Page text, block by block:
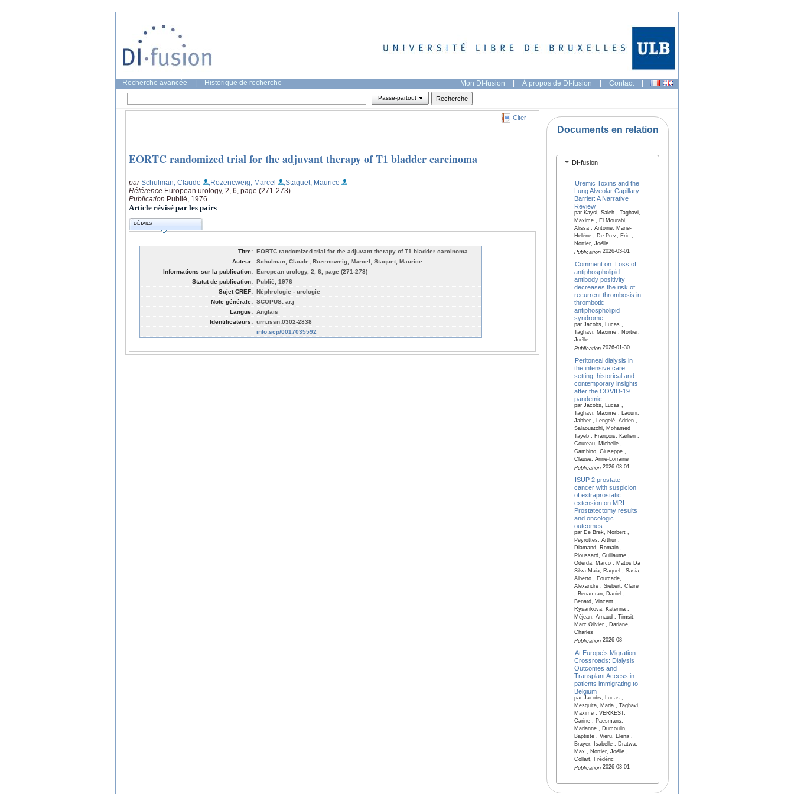
Recherche avancée Historique de recherche Mon DI-fusion | À propos de DI-fusion | Contact |
Passe-partout
Citer
EORTC randomized trial for the adjuvant therapy of T1 bladder carcinoma
parSchulman, Claude ;Rozencweig, Marcel
;Staquet, Maurice
Référence European urology, 2, 6, page (271-273)
Publication Publié, 1976
Article révisé par les pairs
DÉTAILS
Titre: EORTC randomized trial for the adjuvant therapy of T1 bladder carcinoma
Auteur: Schulman, Claude; Rozencweig, Marcel; Staquet, Maurice
Informations sur la publication: European urology, 2, 6, page (271-273)
Statut de publication: Publié, 1976
Sujet CREF: Néphrologie - urologie
Note générale: SCOPUS: ar.j
Langue: Anglais
Identificateurs: urn:issn:0302-2838
info:scp/0017035592
Documents en relation
DI-fusion
Uremic Toxins and the
Lung Alveolar Capillary
Barrier: A Narrative
Review
par Kaysi, Saleh , Taghavi,
Maxime , El Mourabi,
Alissa , Antoine, Marie-
Hélène , De Prez, Eric ,
Nortier, Joëlle
Publication2026-03-01
Comment on: Loss of
antiphospholipid
antibody positivity
decreases the risk of
recurrent thrombosis in
thrombotic
antiphospholipid
syndrome
par Jacobs, Lucas ,
Taghavi, Maxime , Nortier,
Joëlle
Publication2026-01-30
Peritoneal dialysis in
the intensive care
setting: historical and
contemporary insights
after the COVID-19
pandemic
par Jacobs, Lucas ,
Taghavi, Maxime , Laouni,
Jabber , Lengelé, Adrien ,
Salaouatchi, Mohamed
Tayeb , François, Karlien ,
Coureau, Michelle ,
Gambino, Giuseppe ,
Clause, Anne-Lorraine
Publication2026-03-01
ISUP 2 prostate
cancer with suspicion
of extraprostatic
extension on MRI:
Prostatectomy results
and oncologic
outcomes
par De Brek, Norbert ,
Peyrottes, Arthur ,
Diamand, Romain ,
Ploussard, Guillaume ,
Oderda, Marco , Matos Da
Silva Maia, Raquel , Sasia,
Alberto , Fourcade,
Alexandre , Siebert, Claire
, Benamran, Daniel ,
Benard, Vincent ,
Rysankova, Katerina ,
Méjean, Arnaud , Timsit,
Marc Olivier , Dariane,
Charles
Publication2026-08
At Europe’s Migration
Crossroads: Dialysis
Outcomes and
Transplant Access in
patients immigrating to
Belgium
par Jacobs, Lucas ,
Mesquita, Maria , Taghavi,
Maxime , VERKEST,
Carine , Paesmans,
Marianne , Dumoulin,
Baptiste , Vieru, Elena ,
Brayer, Isabelle , Dratwa,
Max , Nortier, Joëlle ,
Collart, Frédéric
Publication2026-03-01